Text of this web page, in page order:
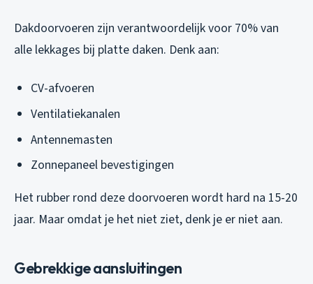
Dakdoorvoeren zijn verantwoordelijk voor 70% van
alle lekkages bij platte daken. Denk aan:
CV-afvoeren
Ventilatiekanalen
Antennemasten
Zonnepaneel bevestigingen
Het rubber rond deze doorvoeren wordt hard na 15-20
jaar. Maar omdat je het niet ziet, denk je er niet aan.
Gebrekkige aansluitingen